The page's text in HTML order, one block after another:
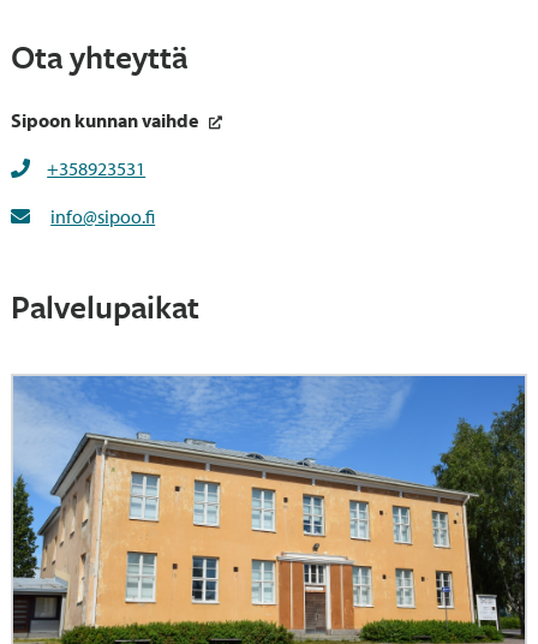
Ota yhteyttä
Sipoon kunnan vaihde
+358923531
info@sipoo.fi
Palvelupaikat